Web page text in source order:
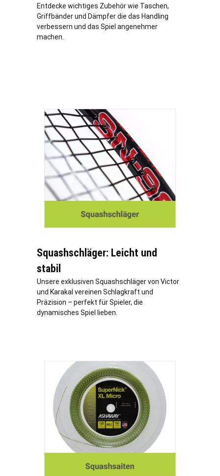
Entdecke wichtiges Zubehör wie Taschen,
Griffbänder und Dämpfer die das Handling
verbessern und das Spiel angenehmer
machen.
Squashschläger: Leicht und
stabil
Unsere exklusiven Squashschläger von Victor
und Karakal vereinen Schlagkraft und
Präzision – perfekt für Spieler, die
dynamisches Spiel lieben.